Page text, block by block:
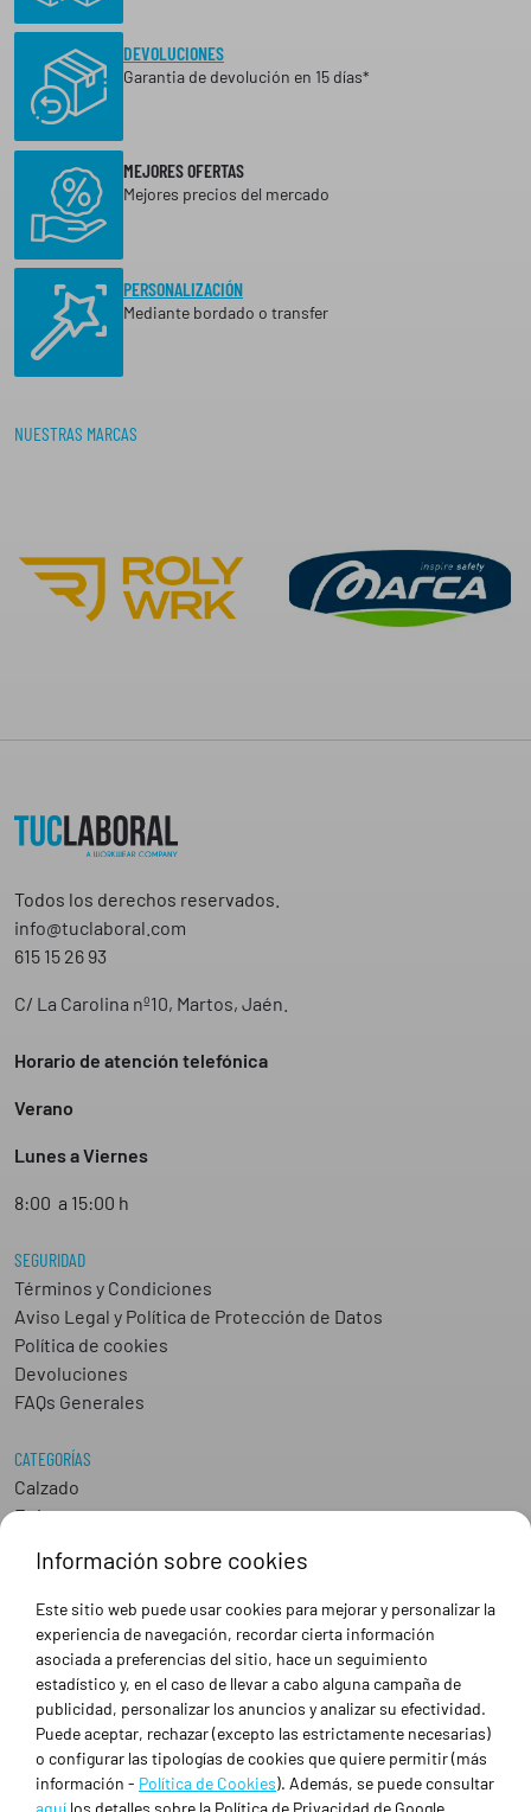
DEVOLUCIONES
Garantia de devolución en 15 días*
MEJORES OFERTAS
Mejores precios del mercado
PERSONALIZACIÓN
Mediante bordado o transfer
NUESTRAS MARCAS
Todos los derechos reservados.
info@tuclaboral.com
615 15 26 93
C/ La Carolina nº10, Martos, Jaén.
Horario de atención telefónica
Verano
Lunes a Viernes
8:00 a 15:00 h
SEGURIDAD
Términos y Condiciones
Aviso Legal y Política de Protección de Datos
Política de cookies
Devoluciones
FAQs Generales
CATEGORÍAS
Calzado
Epis
Industria
Peluquería y Estética
Sanidad
Ropa de trabajo personalizada
SOBRE NOSOTROS
Empresa
Blog
Tienda
Información sobre cookies
Este sitio web puede usar cookies para mejorar y personalizar la
experiencia de navegación, recordar cierta información
asociada a preferencias del sitio, hace un seguimiento
estadístico y, en el caso de llevar a cabo alguna campaña de
publicidad, personalizar los anuncios y analizar su efectividad.
Puede aceptar, rechazar (excepto las estrictamente necesarias)
o configurar las tipologías de cookies que quiere permitir (más
información - Política de Cookies). Además, se puede consultar
aquí los detalles sobre la Política de Privacidad de Google.